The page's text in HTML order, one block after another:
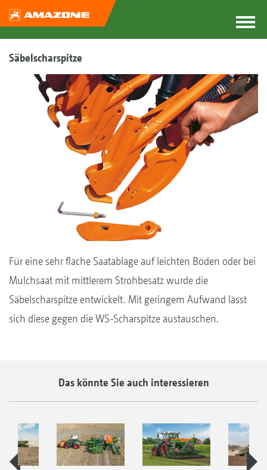
Säbelscharspitze
Für eine sehr flache Saatablage auf leichten Böden oder bei
Mulchsaat mit mittlerem Strohbesatz wurde die
Säbelscharspitze entwickelt. Mit geringem Aufwand lässt
sich diese gegen die WS-Scharspitze austauschen.
Das könnte Sie auch interessieren